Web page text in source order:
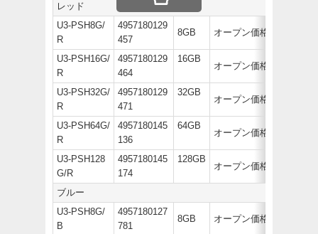
レッド
U3-PSH8G/
R
4957180129
457
8GB オープン価格
U3-PSH16G/
R
4957180129
464
16GB
オープン価格
U3-PSH32G/
R
4957180129
471
32GB
オープン価格
U3-PSH64G/
R
4957180145
136
64GB
オープン価格
U3-PSH128
G/R
4957180145
174
128GB
オープン価格
ブルー
U3-PSH8G/
B
4957180127
781
8GB オープン価格